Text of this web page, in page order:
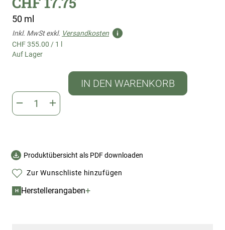
50 ml
Inkl. MwSt exkl. Versandkosten
CHF 355.00 / 1 l
Auf Lager
IN DEN WARENKORB
Produktübersicht als PDF downloaden
Zur Wunschliste hinzufügen
H Herstellerangaben+